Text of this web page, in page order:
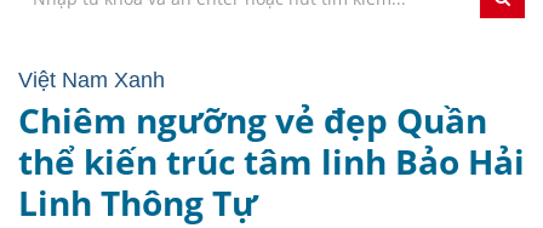
Việt Nam Xanh
Chiêm ngưỡng vẻ đẹp Quần
thể kiến trúc tâm linh Bảo Hải
Linh Thông Tự